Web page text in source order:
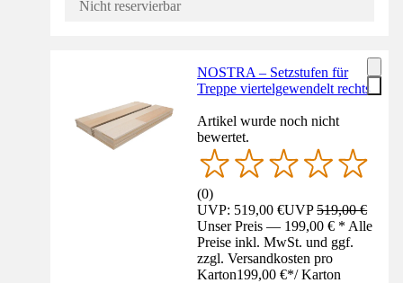
Nicht reservierbar
NOSTRA – Setzstufen für
Treppe viertelgewendelt rechts
Artikel wurde noch nicht
bewertet.
(0)
UVP: 519,00 €UVP519,00 €
Unser Preis — 199,00 € * Alle
Preise inkl. MwSt. und ggf.
zzgl. Versandkosten pro
Karton199,00 €*/ Karton